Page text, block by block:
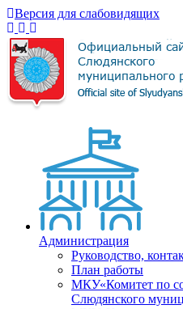
Версия для слабовидящих
Администрация
Руководство,
План работы
МКУ«Комитет по
Слюдянского